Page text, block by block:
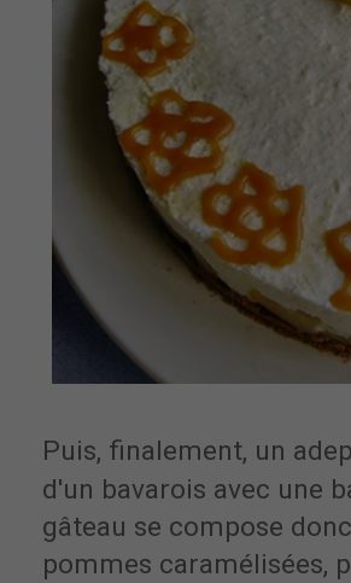
Puis, finalement, un
d'un bavarois avec une
gâteau se compose
pommes caramélisées,